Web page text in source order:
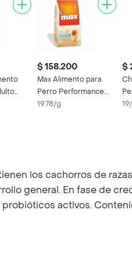
y
$ 158.200
Max Alimento para
Perro Performance
Adulto Raza Pequeña
19.78/g
$
los cachorros de
general. En fase de
activos.